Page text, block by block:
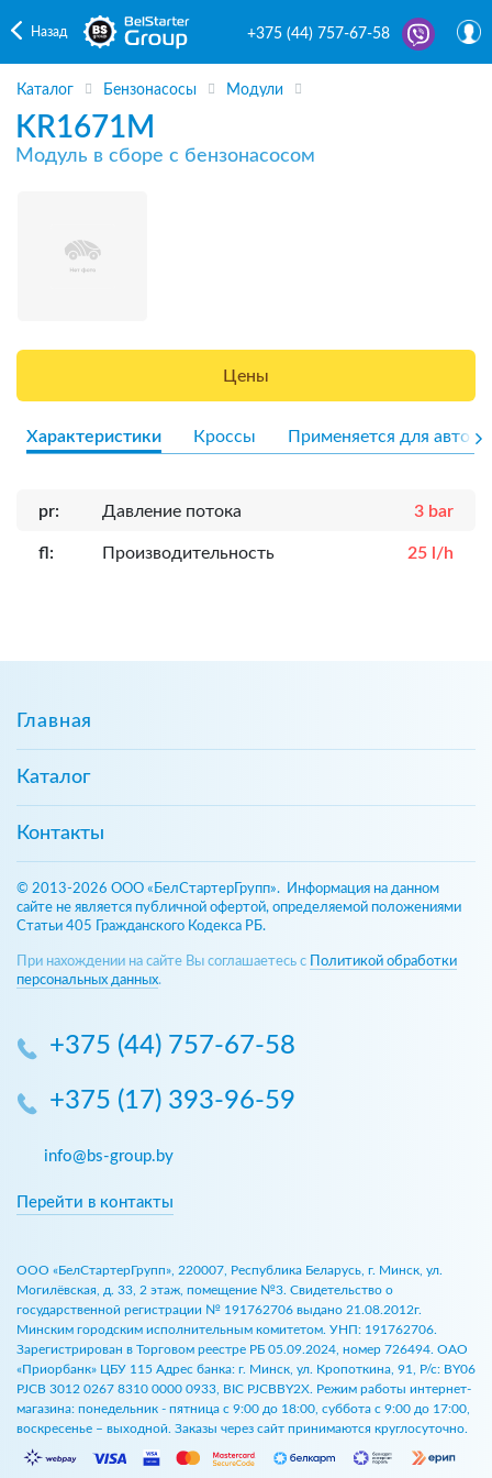
Назад +375 (44) 757-67-58
Каталог Бензонасосы Модули
KR1671M
Модуль в сборе с бензонасосом
Цены
Характеристики Кроссы Применяется для авто
pr: Давление потока 3 bar
fl: Производительность 25 l/h
Главная
Каталог
Контакты
© 2013-2026 ООО «БелСтартерГрупп». Информация на данном
сайте не является публичной офертой, определяемой положениями
Статьи 405 Гражданского Кодекса РБ.
При нахождении на сайте Вы соглашаетесь с
Политикой обработки
персональных данных.
+375 (44) 757-67-58
+375 (17) 393-96-59
info@bs-group.by
Перейти в контакты
ООО «БелСтартерГрупп», 220007, Республика Беларусь, г. Минск, ул.
Могилёвская, д. 33, 2 этаж, помещение №3. Свидетельство о
государственной регистрации № 191762706 выдано 21.08.2012г.
Минским городским исполнительным комитетом. УНП: 191762706.
Зарегистрирован в Торговом реестре РБ 05.09.2024, номер 726494. ОАО
«Приорбанк» ЦБУ 115 Адрес банка: г. Минск, ул. Кропоткина, 91, Р/с: BY06
PJCB 3012 0267 8310 0000 0933, BIC PJCBBY2X. Режим работы интернет-
магазина: понедельник - пятница с 9:00 до 18:00, суббота с 9:00 до 17:00,
воскресенье – выходной. Заказы через сайт принимаются круглосуточно.